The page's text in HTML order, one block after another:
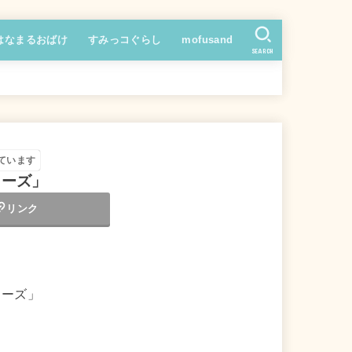
なまるおばけ すみっコぐらし mofusand
SEARCH
います
ズ」
リンク
ズ」